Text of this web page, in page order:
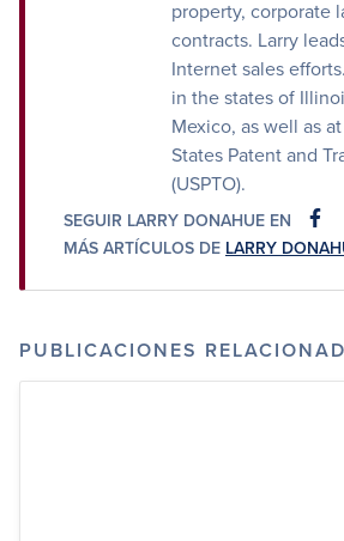
property, corporate
contracts. Larry
Internet sales
in the states of
Mexico, as well as
States Patent and
(USPTO).
SEGUIR LARRY DONAHUE EN
MÁS ARTÍCULOS DE LARRY
PUBLICACIONES